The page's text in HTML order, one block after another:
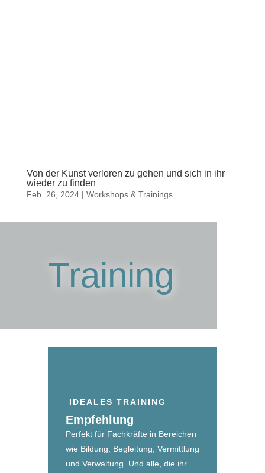
Von der Kunst verloren zu gehen und sich in ihr
wieder zu finden
Feb. 26, 2024| Workshops & Trainings
Training
IDEALES TRAINING
Empfehlung
Perfekt für Fachkräfte in Bereichen
wie Bildung, Begleitung, Vermittlung
und Verwaltung. Und alle, die ihr